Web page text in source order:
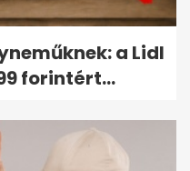
a Lidl
forintért...